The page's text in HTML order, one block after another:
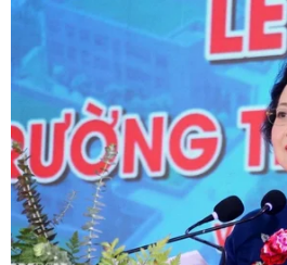
Tác phẩm "Nàng tiên cá trên bãi
lãnh sự quán Việt Nam tại
Theo phóng viên TTXVN tại
Lãnh sự quán Việt Nam tại
hợp cùng chính quyền thành